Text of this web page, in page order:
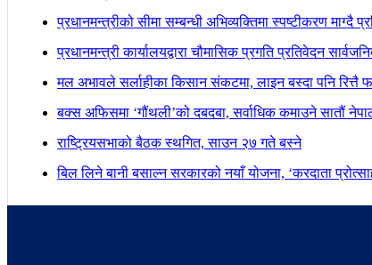
प्रधानमन्त्रीको सीमा सम्बन्धी अभिव्यक्तिमा स्पष्टीकरण माग्दै
प्रधानमन्त्री कार्यालयद्वारा चौमासिक प्रगति प्रतिवेदन
मल अभावले सर्लाहीका किसान संकटमा, लाइन बस्दा पनि रित्तै
बक्स अफिसमा ‘गौंथली’को दबदबा, सर्वाधिक कमाउने सातौं
राष्ट्रियसभाको बैठक स्थगित, साउन २७ गते बस्ने
बिल लिने बानी बसाल्न सरकारको नयाँ योजना, ‘करदाता